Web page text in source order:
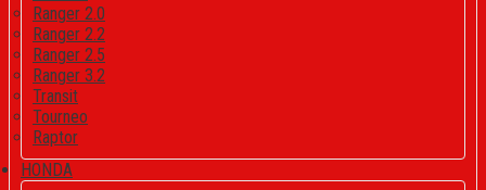
Ranger 2.0
Ranger 2.2
Ranger 2.5
Ranger 3.2
Transit
Tourneo
Raptor
HONDA